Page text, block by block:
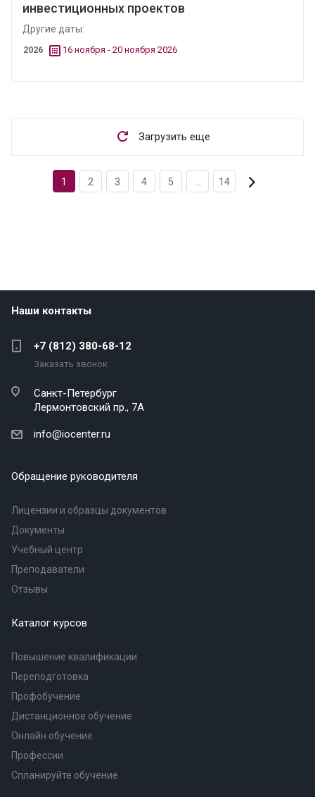
инвестиционных проектов
Другие даты:
2026 16 ноября - 20 ноября 2026
Загрузить еще
1 2 3 4 5 14
Наши контакты
+7 (812) 380-68-12
Заказать звонок
Санкт-Петербург
Лермонтовский пр., 7А
info@iocenter.ru
Обращение руководителя
Лицензии и образцы документов
Документы
Учебный центр
Преподаватели
Отзывы
Каталог курсов
Повышение квалификации
Переподготовка
Профобучение
Дистанционное обучение
Онлайн обучение
Профессии
Спланируйте обучение